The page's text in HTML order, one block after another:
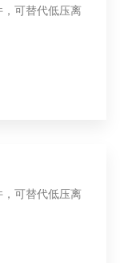
可替代低压离
可替代低压离